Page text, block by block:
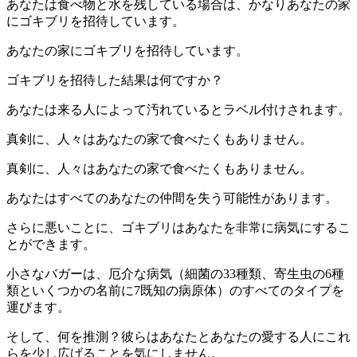
あなたは食べ物と水を残している場合は、かなりあなたの家
にゴキブリを招待しています。
あなたの家にゴキブリを招待しています。
ゴキブリを招待した結果は何ですか？
あなたは来る人によって汚れているとラベル付けされます。
真剣に、人々はあなたの家で食べたくもありません。
真剣に、人々はあなたの家で食べたくもありません。
あなたはすべてのあなたの仲間を失う可能性があります。
さらに悪いことに、ゴキブリはあなたを非常に病気にするこ
とができます。
小さなバガーは、厄介な病気（細菌の33種類、寄生虫の6種
類といくつかの名前に7既知の病原体）のすべてのタイプを
運びます。
そして、何を推測？彼らはあなたとあなたの愛する人にこれ
らを少し広げることを気にしません。